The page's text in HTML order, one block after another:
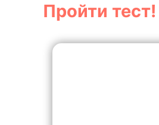
Пройти тест!